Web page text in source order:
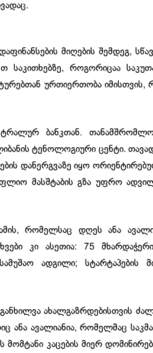
მიღების შემდეგ,
საკითხებზე, როგორიცაა
ურთიერთობა იმისთვის,
ბანკთან.
ტენოლოგიური ცენტი.
დანერგვაზე იყო
მასშტაბის გზა უფრო
რომელსაც დღეს ანა
კი ასეთია: 75
ადგილი; სტარტაპების
ახალგაზრდებისთვის
ანა ავალიანია, რომელმაც
კაცების მიერ